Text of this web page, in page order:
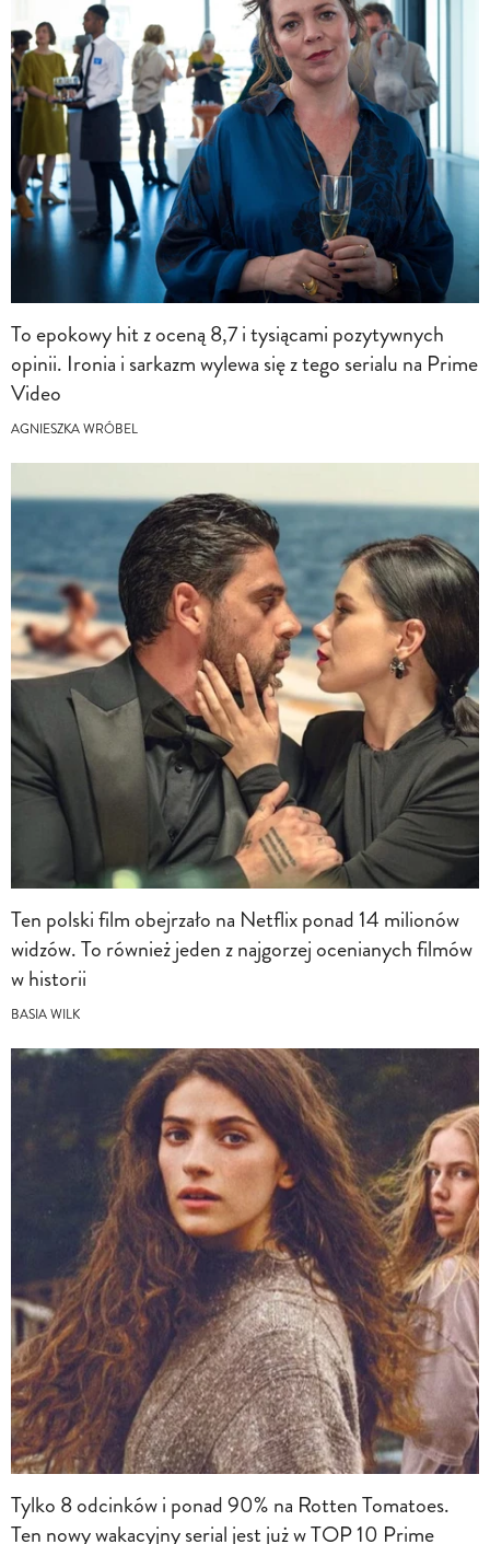
To epokowy hit z oceną 8,7 i tysiącami pozytywnych
opinii. Ironia i sarkazm wylewa się z tego serialu na Prime
Video
AGNIESZKA WRÓBEL
Ten polski film obejrzało na Netflix ponad 14 milionów
widzów. To również jeden z najgorzej ocenianych filmów
w historii
BASIA WILK
Tylko 8 odcinków i ponad 90% na Rotten Tomatoes.
Ten nowy wakacyjny serial jest już w TOP 10 Prime